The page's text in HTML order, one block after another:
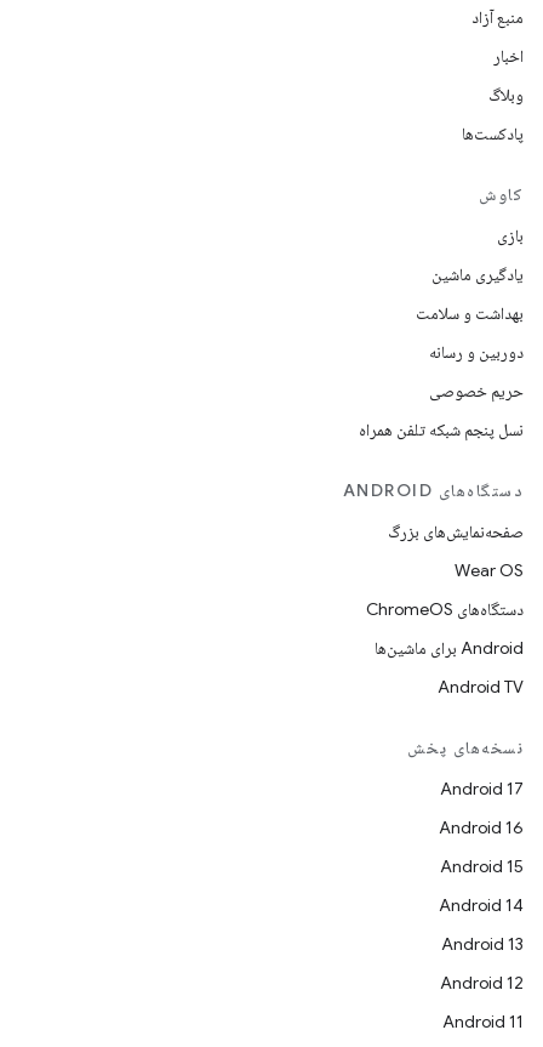
منبع آزاد
اخبار
وبلاگ
پادکست‌ها
کاوش
بازی
یادگیری ماشین
بهداشت و سلامت
دوربین و رسانه
حریم خصوصی
نسل پنجم شبکه تلفن همراه
دستگاه‌های ANDROID
صفحه‌نمایش‌های بزرگ
Wear OS
دستگاه‌های ChromeOS
Android برای ماشین‌ها
Android TV
نسخه‌های پخش
Android 17
Android 16
Android 15
Android 14
Android 13
Android 12
Android 11